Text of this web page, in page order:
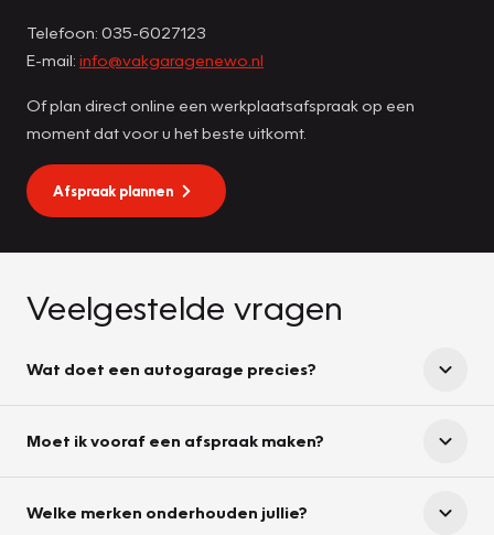
Telefoon: 035-6027123
E-mail: info@vakgaragenewo.nl
Of plan direct online een werkplaatsafspraak op een
moment dat voor u het beste uitkomt.
Afspraak plannen
Veelgestelde vragen
Wat doet een autogarage precies?
Moet ik vooraf een afspraak maken?
Welke merken onderhouden jullie?